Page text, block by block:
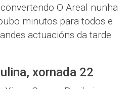
O Areal nunha
minutos para todos e
actuacións da tarde:
xornada 22